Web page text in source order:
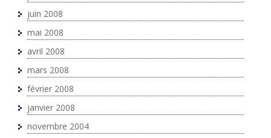
juin 2008
mai 2008
avril 2008
mars 2008
février 2008
janvier 2008
novembre 2004